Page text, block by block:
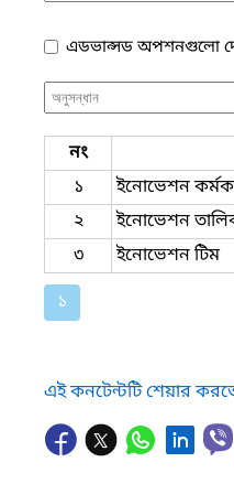
এডভান্সড অপশনগুলো
নং
১
ইনোভেশন
২
ইনোভেশন
৩
ইনোভেশন টিম
১
এই কনটেন্টটি শেয়ার